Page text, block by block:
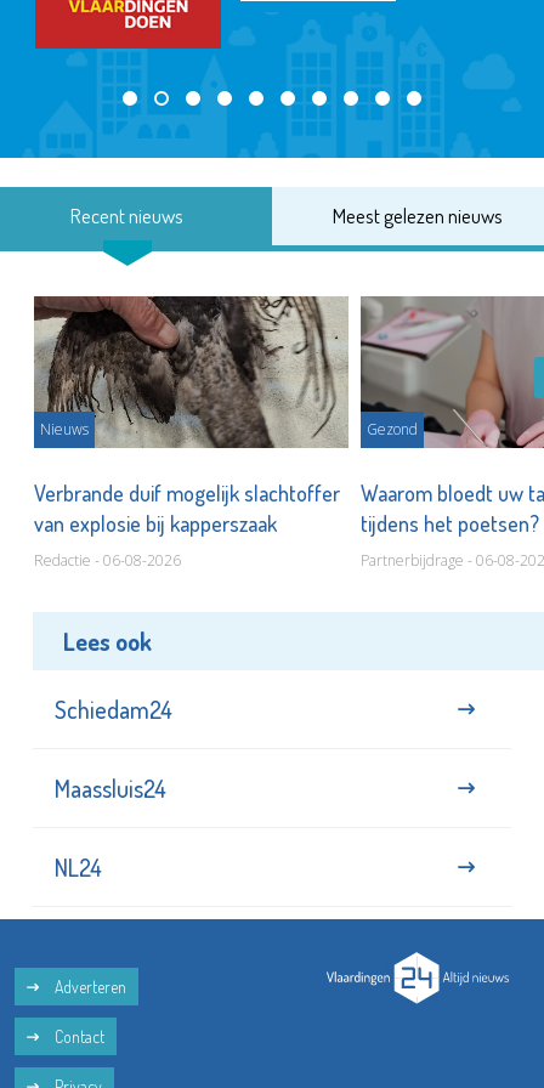
Recent nieuws Meest gelezen nieuws
Nieuws
Verbrande duif mogelijk slachtoffer
van explosie bij kapperszaak
Redactie - 06-08-2026
Gezond
Waarom bloedt uw
tijdens het poetsen?
Partnerbijdrage - 06-08-
Lees ook
Schiedam24
Maassluis24
NL24
Adverteren
Contact